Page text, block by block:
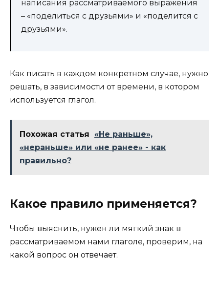
написания рассматриваемого выражения
– «поделиться с друзьями» и «поделится с
друзьями».
Как писать в каждом конкретном случае, нужно
решать, в зависимости от времени, в котором
используется глагол.
Похожая статья
«Не раньше»,
«нераньше» или «не ранее» - как
правильно?
Какое правило применяется?
Чтобы выяснить, нужен ли мягкий знак в
рассматриваемом нами глаголе, проверим, на
какой вопрос он отвечает.